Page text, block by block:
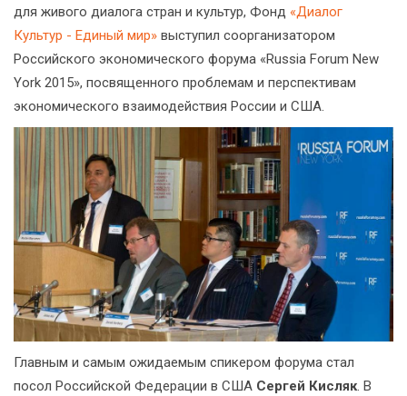
для живого диалога стран и культур, Фонд «Диалог
Культур - Единый мир» выступил соорганизатором
Российского экономического форума «Russia Forum New
York 2015», посвященного проблемам и перспективам
экономического взаимодействия России и США.
Главным и самым ожидаемым спикером форума стал
посол Российской Федерации в США Сергей Кисляк . В